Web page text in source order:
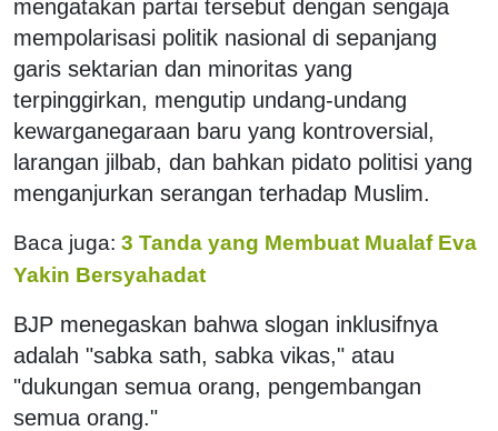
mengatakan partai tersebut dengan sengaja
mempolarisasi politik nasional di sepanjang
garis sektarian dan minoritas yang
terpinggirkan, mengutip undang-undang
kewarganegaraan baru yang kontroversial,
larangan jilbab, dan bahkan pidato politisi yang
menganjurkan serangan terhadap Muslim.
Baca juga: 3 Tanda yang Membuat Mualaf Eva
Yakin Bersyahadat
BJP menegaskan bahwa slogan inklusifnya
adalah "sabka sath, sabka vikas," atau
"dukungan semua orang, pengembangan
semua orang."